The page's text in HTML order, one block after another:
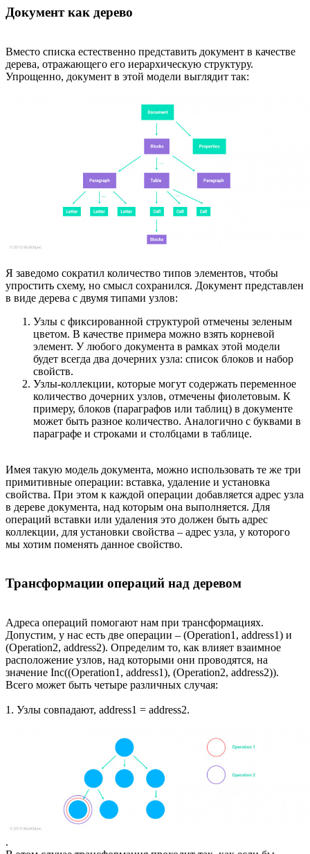
Документ как дерево
Вместо списка естественно представить документ в качестве
дерева, отражающего его иерархическую структуру.
Упрощенно, документ в этой модели выглядит так:
Я заведомо сократил количество типов элементов, чтобы
упростить схему, но смысл сохранился. Документ представлен
в виде дерева с двумя типами узлов:
Узлы с фиксированной структурой отмечены зеленым
цветом. В качестве примера можно взять корневой
элемент. У любого документа в рамках этой модели
будет всегда два дочерних узла: список блоков и набор
свойств.
Узлы-коллекции, которые могут содержать переменное
количество дочерних узлов, отмечены фиолетовым. К
примеру, блоков (параграфов или таблиц) в документе
может быть разное количество. Аналогично с буквами в
параграфе и строками и столбцами в таблице.
Имея такую модель документа, можно использовать те же три
примитивные операции: вставка, удаление и установка
свойства. При этом к каждой операции добавляется адрес узла
в дереве документа, над которым она выполняется. Для
операций вставки или удаления это должен быть адрес
коллекции, для установки свойства – адрес узла, у которого
мы хотим поменять данное свойство.
Трансформации операций над деревом
Адреса операций помогают нам при трансформациях.
Допустим, у нас есть две операции – (Operation1, address1) и
(Operation2, address2). Определим то, как влияет взаимное
расположение узлов, над которыми они проводятся, на
значение Inc((Operation1, address1), (Operation2, address2)).
Всего может быть четыре различных случая:
1. Узлы совпадают, address1 = address2.
.